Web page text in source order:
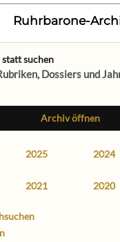
Ruhrbarone-
suchen
Dossiers und
Archiv öffnen
2025 2024
2021 2020